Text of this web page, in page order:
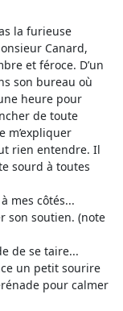
la furieuse
Canard,
et féroce. D’un
son bureau où
heure pour
de toute
m’expliquer
rien entendre. Il
sourd à toutes
mes côtés...
son soutien. (note
de se taire...
un petit sourire
pour calmer